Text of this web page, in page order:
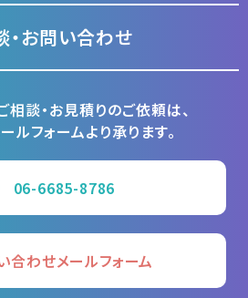
・お問い合わせ
相談・お見積りのご依頼は、
ルフォームより承ります。
06-6685-8786
合わせメールフォーム